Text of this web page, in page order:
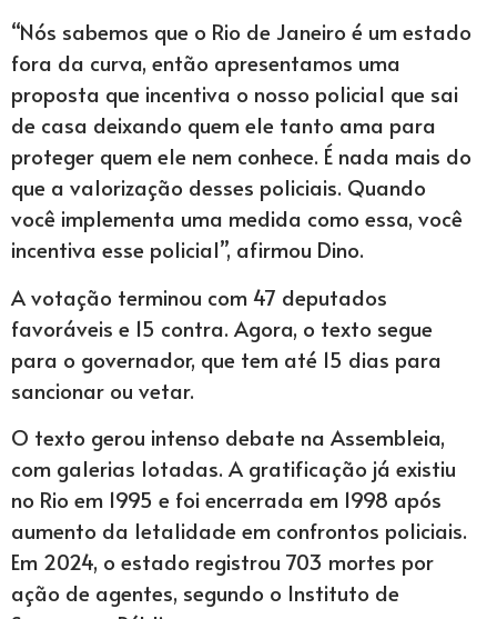
“Nós sabemos que o Rio de Janeiro é um estado
fora da curva, então apresentamos uma
proposta que incentiva o nosso policial que sai
de casa deixando quem ele tanto ama para
proteger quem ele nem conhece. É nada mais do
que a valorização desses policiais. Quando
você implementa uma medida como essa, você
incentiva esse policial”, afirmou Dino.
A votação terminou com 47 deputados
favoráveis e 15 contra. Agora, o texto segue
para o governador, que tem até 15 dias para
sancionar ou vetar.
O texto gerou intenso debate na Assembleia,
com galerias lotadas. A gratificação já existiu
no Rio em 1995 e foi encerrada em 1998 após
aumento da letalidade em confrontos policiais.
Em 2024, o estado registrou 703 mortes por
ação de agentes, segundo o Instituto de